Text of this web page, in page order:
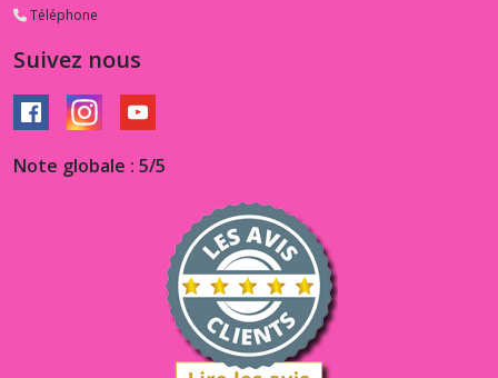
Téléphone
Suivez nous
Note globale : 5/5